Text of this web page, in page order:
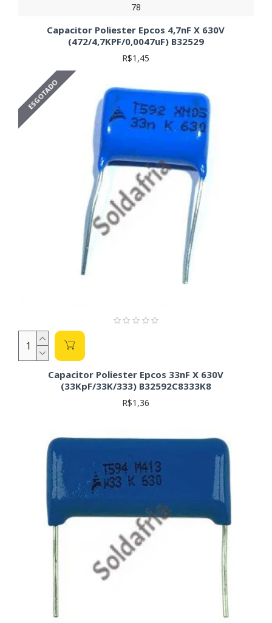
78
Capacitor Poliester Epcos 4,7nF X 630V
(472/4,7KPF/0,0047uF) B32529
R$1,45
ESGOTADO
Capacitor Poliester Epcos 33nF X 630V
(33KpF/33K/333) B32592C8333K8
R$1,36